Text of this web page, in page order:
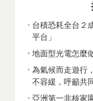
台積恐耗全台２
平台」
地面型光電怎麼
為氣候而走遊行
不容緩，呼籲共
亞洲第一非核家